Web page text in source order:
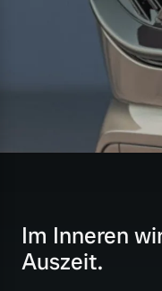
Im Inneren
Auszeit.